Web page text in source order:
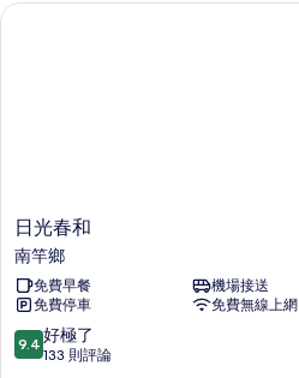
日
光
春
和
南
竿
鄉
日光春和
南竿鄉
免費早餐
機場接送
免費停車
免費無線上網
9.4
分，
9.4 好極了
133 則評論
日光春和